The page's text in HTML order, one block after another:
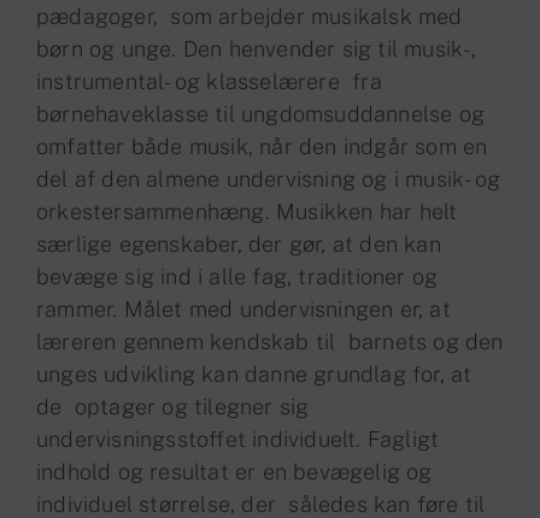
pædagoger, som arbejder musikalsk med
børn og unge. Den henvender sig til musik-,
instrumental- og klasselærere fra
børnehaveklasse til ungdomsuddannelse og
omfatter både musik, når den indgår som en
del af den almene undervisning og i musik- og
orkestersammenhæng. Musikken har helt
særlige egenskaber, der gør, at den kan
bevæge sig ind i alle fag, traditioner og
rammer. Målet med undervisningen er, at
læreren gennem kendskab til
barnets og den
unges udvikling kan danne grundlag for, at
de
optager og tilegner sig
undervisningsstoffet individuelt. Fagligt
indhold og resultat er en bevægelig og
individuel størrelse, der således kan føre til